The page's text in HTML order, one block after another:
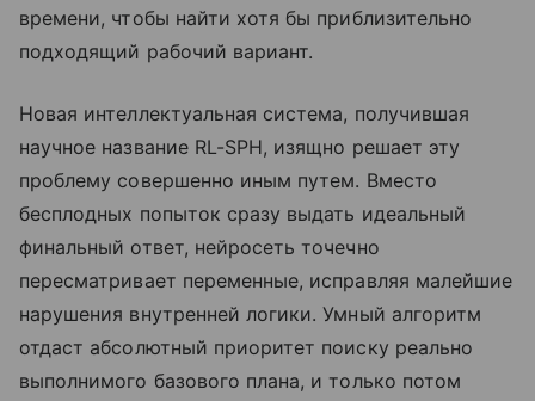
времени, чтобы найти хотя бы приблизительно
подходящий рабочий вариант.
Новая интеллектуальная система, получившая
научное название RL-SPH, изящно решает эту
проблему совершенно иным путем. Вместо
бесплодных попыток сразу выдать идеальный
финальный ответ, нейросеть точечно
пересматривает переменные, исправляя малейшие
нарушения внутренней логики. Умный алгоритм
отдаст абсолютный приоритет поиску реально
выполнимого базового плана, и только потом